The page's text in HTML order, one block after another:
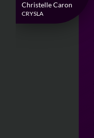
Edouard Levêque
Fondateur
Christelle Caron
CRYSLA